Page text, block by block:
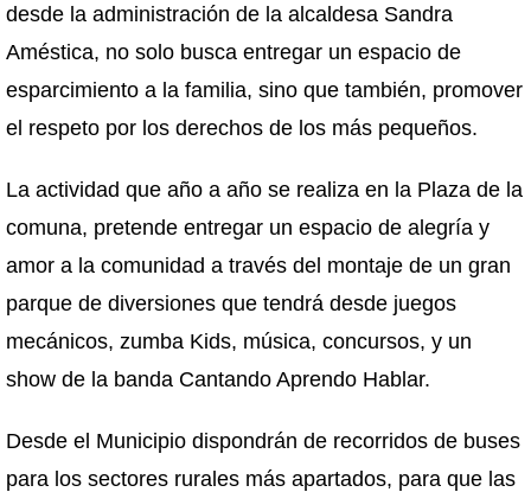
desde la administración de la alcaldesa Sandra
Améstica, no solo busca entregar un espacio de
esparcimiento a la familia, sino que también, promover
el respeto por los derechos de los más pequeños.
La actividad que año a año se realiza en la Plaza de la
comuna, pretende entregar un espacio de alegría y
amor a la comunidad a través del montaje de un gran
parque de diversiones que tendrá desde juegos
mecánicos, zumba Kids, música, concursos, y un
show de la banda Cantando Aprendo Hablar.
Desde el Municipio dispondrán de recorridos de buses
para los sectores rurales más apartados, para que las